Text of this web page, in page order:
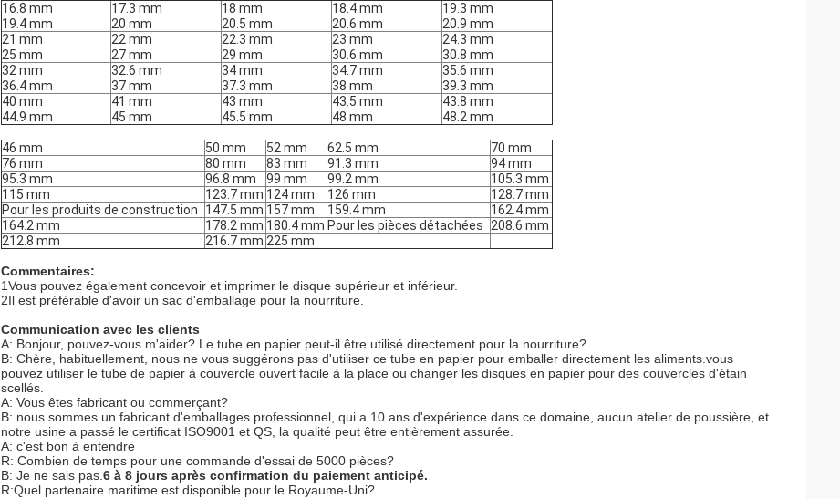
16.8 mm 17.3 mm 18 mm 18.4 mm
19.3 mm
19.4 mm
20 mm 20.5 mm 20.6 mm
20.9 mm
21 mm
22 mm 22.3 mm 23 mm
24.3 mm
25 mm
27 mm 29 mm 30.6 mm
30.8 mm
32 mm
32.6 mm 34 mm 34.7 mm
35.6 mm
36.4 mm
37 mm 37.3 mm 38 mm
39.3 mm
40 mm
41 mm 43 mm 43.5 mm
43.8 mm
44.9 mm
45 mm 45.5 mm 48 mm 48.2 mm
46 mm 50 mm 52 mm 62.5 mm
70 mm
76 mm
80 mm 83 mm 91.3 mm
94 mm
95.3 mm
96.8 mm 99 mm 99.2 mm
105.3 mm
115 mm
123.7 mm 124 mm 126 mm
128.7 mm
Pour les produits de construction
147.5 mm 157 mm 159.4 mm
162.4 mm
164.2 mm
178.2 mm 180.4 mm Pour les pièces détachées
208.6 mm
212.8 mm
216.7 mm 225 mm
Commentaires:
1Vous pouvez également concevoir et imprimer le disque supérieur et inférieur.
2Il est préférable d'avoir un sac d'emballage pour la nourriture.
Communication avec les clients
A: Bonjour, pouvez-vous m'aider? Le tube en papier peut-il être utilisé directement pour la nourriture?
B: Chère, habituellement, nous ne vous suggérons pas d'utiliser ce tube en papier pour emballer directement les aliments.vous
pouvez utiliser le tube de papier à couvercle ouvert facile à la place ou changer les disques en papier pour des couvercles d'étain
scellés.
A: Vous êtes fabricant ou commerçant?
B: nous sommes un fabricant d'emballages professionnel, qui a 10 ans d'expérience dans ce domaine, aucun atelier de poussière, et
notre usine a passé le certificat ISO9001 et QS, la qualité peut être entièrement assurée.
A: c'est bon à entendre
R: Combien de temps pour une commande d'essai de 5000 pièces?
B: Je ne sais pas. 6 à 8 jours après confirmation du paiement anticipé.
R:Quel partenaire maritime est disponible pour le Royaume-Uni?